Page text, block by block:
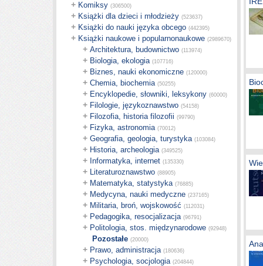
+ Komiksy (306500)
+ Książki dla dzieci i młodzieży (523637)
+ Książki do nauki języka obcego (442395)
+ Książki naukowe i popularnonaukowe (2989670)
+ Architektura, budownictwo (113974)
+ Biologia, ekologia (107716)
+ Biznes, nauki ekonomiczne (120000)
+ Chemia, biochemia (50255)
+ Encyklopedie, słowniki, leksykony (60000)
+ Filologie, językoznawstwo (54158)
+ Filozofia, historia filozofii (99790)
+ Fizyka, astronomia (70012)
+ Geografia, geologia, turystyka (103084)
+ Historia, archeologia (349525)
+ Informatyka, internet (135330)
+ Literaturoznawstwo (88905)
+ Matematyka, statystyka (76885)
+ Medycyna, nauki medyczne (237165)
+ Militaria, broń, wojskowość (112031)
+ Pedagogika, resocjalizacja (96791)
+ Politologia, stos. międzynarodowe (92948)
Pozostałe (20000)
+ Prawo, administracja (180636)
+ Psychologia, socjologia (204844)